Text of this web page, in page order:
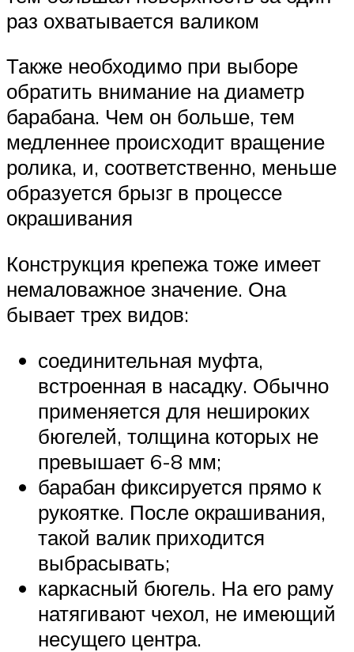
раз охватывается валиком
Также необходимо при выборе
обратить внимание на диаметр
барабана. Чем он больше, тем
медленнее происходит вращение
ролика, и, соответственно, меньше
образуется брызг в процессе
окрашивания
Конструкция крепежа тоже имеет
немаловажное значение. Она
бывает трех видов:
соединительная муфта,
встроенная в насадку. Обычно
применяется для нешироких
бюгелей, толщина которых не
превышает 6-8 мм;
барабан фиксируется прямо к
рукоятке. После окрашивания,
такой валик приходится
выбрасывать;
каркасный бюгель. На его раму
натягивают чехол, не имеющий
несущего центра.